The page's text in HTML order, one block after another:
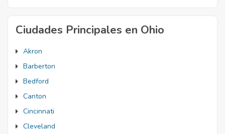
Ciudades Principales en Ohio
Akron
Barberton
Bedford
Canton
Cincinnati
Cleveland